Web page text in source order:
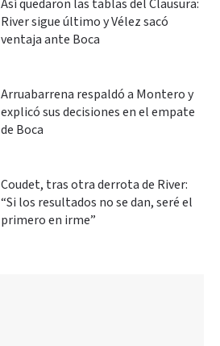
Así quedaron las tablas del Clausura:
River sigue último y Vélez sacó
ventaja ante Boca
Arruabarrena respaldó a Montero y
explicó sus decisiones en el empate
de Boca
Coudet, tras otra derrota de River:
“Si los resultados no se dan, seré el
primero en irme”